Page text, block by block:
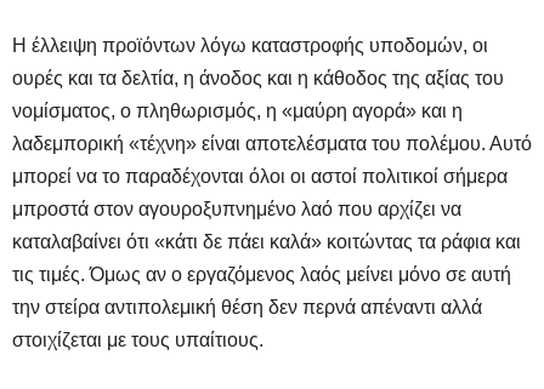
Η έλλειψη προϊόντων λόγω καταστροφής υποδομών, οι
ουρές και τα δελτία, η άνοδος και η κάθοδος της αξίας του
νομίσματος, ο πληθωρισμός, η «μαύρη αγορά» και η
λαδεμπορική «τέχνη» είναι αποτελέσματα του πολέμου. Αυτό
μπορεί να το παραδέχονται όλοι οι αστοί πολιτικοί σήμερα
μπροστά στον αγουροξυπνημένο λαό που αρχίζει να
καταλαβαίνει ότι «κάτι δε πάει καλά» κοιτώντας τα ράφια και
τις τιμές. Όμως αν ο εργαζόμενος λαός μείνει μόνο σε αυτή
την στείρα αντιπολεμική θέση δεν περνά απέναντι αλλά
στοιχίζεται με τους υπαίτιους.